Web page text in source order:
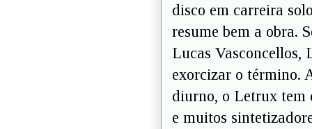
disco em carreira
resume bem a obra.
Lucas Vasconcellos,
exorcizar o término.
diurno, o Letrux tem
e muitos